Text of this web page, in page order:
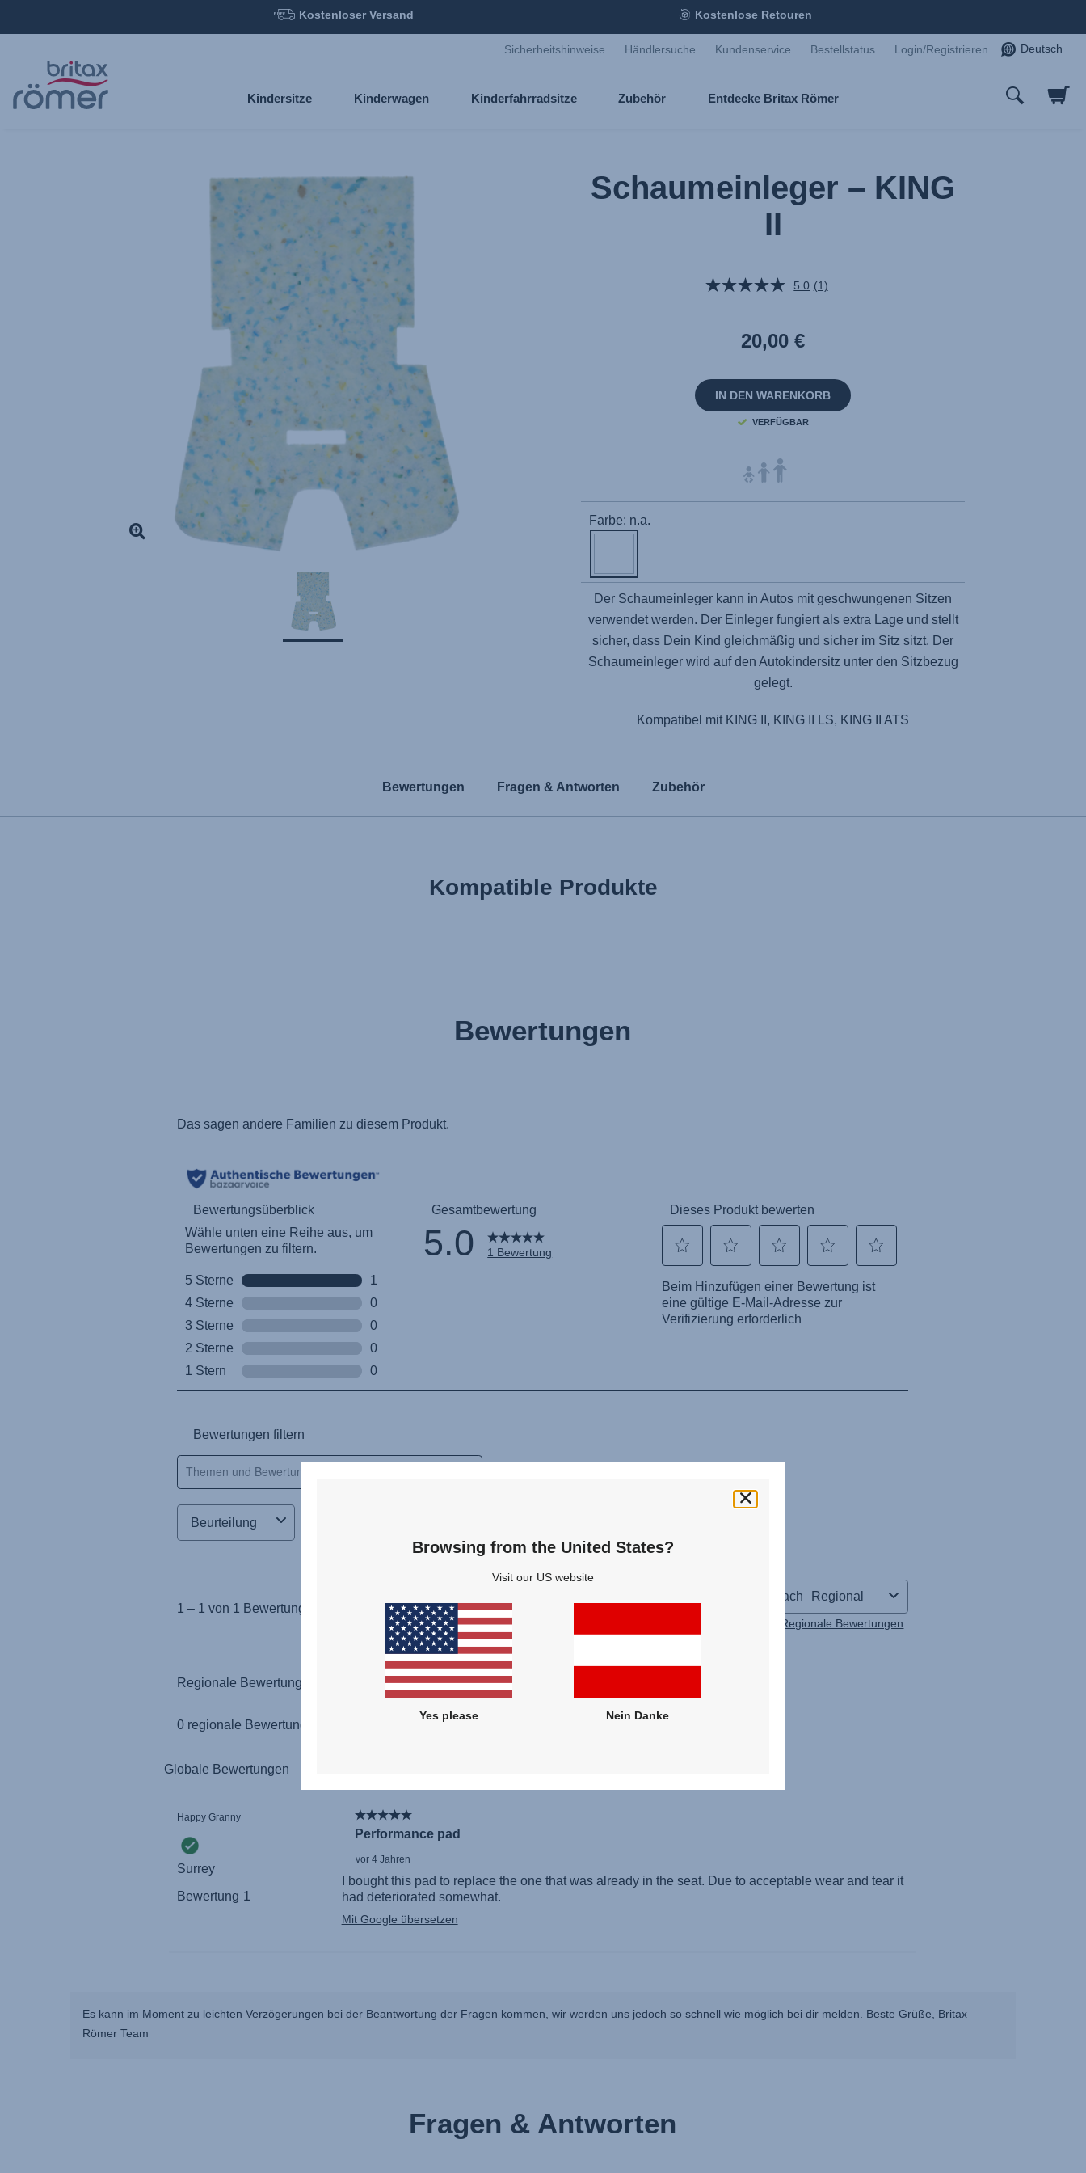
Hauptinhalt
springen
Kostenloser Versand Kostenlose Retouren
Sicherheitshinweise Händlersuche Kundenservice Bestellstatus Login/Registrieren Deutsch
Kindersitze Kinderwagen Kinderfahrradsitze Zubehör Entdecke Britax Römer
Schaumeinleger – KING
II
5.0 Bewertung
(1)
20,00 €
IN DEN WARENKORB
VERFÜGBAR
Farbe: n.a.
Der Schaumeinleger kann in Autos mit geschwungenen Sitzen
verwendet werden. Der Einleger fungiert als extra Lage und stellt
sicher, dass Dein Kind gleichmäßig und sicher im Sitz sitzt. Der
Schaumeinleger wird auf den Autokindersitz unter den Sitzbezug
gelegt.
Kompatibel mit KING II, KING II LS, KING II ATS
Bewertungen Fragen & Antworten Zubehör
Kompatible Produkte
Bewertungen
Es kann im Moment zu leichten Verzögerungen bei der Beantwortung der Fragen kommen, wir werden uns jedoch so schnell wie möglich bei dir melden. Beste Grüße, Britax
Römer Team
Fragen & Antworten
Browsing from the United States?
Visit our US website
Yes please Nein Danke